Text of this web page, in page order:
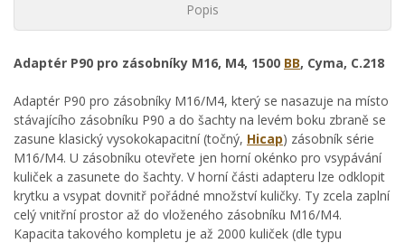
Popis
Adaptér P90 pro zásobníky M16, M4, 1500 BB, Cyma, C.218
Adaptér P90 pro zásobníky M16/M4, který se nasazuje na místo
stávajícího zásobníku P90 a do šachty na levém boku zbraně se
zasune klasický vysokokapacitní (točný, Hicap) zásobník série
M16/M4. U zásobníku otevřete jen horní okénko pro vsypávání
kuliček a zasunete do šachty. V horní části adapteru lze odklopit
krytku a vsypat dovnitř pořádné množství kuličky. Ty zcela zaplní
celý vnitřní prostor až do vloženého zásobníku M16/M4.
Kapacita takového kompletu je až 2000 kuliček (dle typu